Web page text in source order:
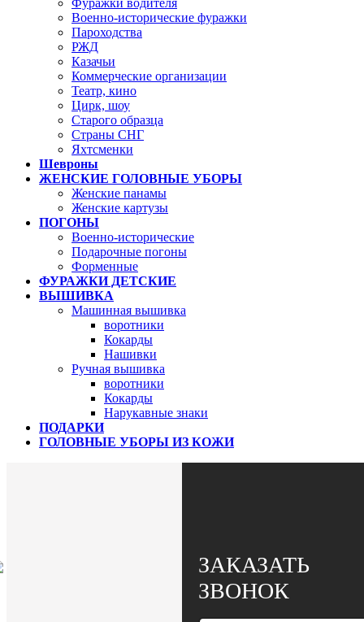
Фуражки водителя
Военно-исторические фуражки
Пароходства
РЖД
Казачьи
Коммерческие организации
Театр, кино
Цирк, шоу
Старого образца
Страны СНГ
Яхтсменки
Шевроны
ЖЕНСКИЕ ГОЛОВНЫЕ УБОРЫ
Женские панамы
Женские картузы
ПОГОНЫ
Военно-исторические
Подарочные погоны
Форменные
ФУРАЖКИ ДЕТСКИЕ
ВЫШИВКА
Машинная вышивка
воротники
Кокарды
Нашивки
Ручная вышивка
воротники
Кокарды
Нарукавные знаки
ПОДАРКИ
ГОЛОВНЫЕ УБОРЫ ИЗ КОЖИ
ЗАКАЗАТЬ
ЗВОНОК